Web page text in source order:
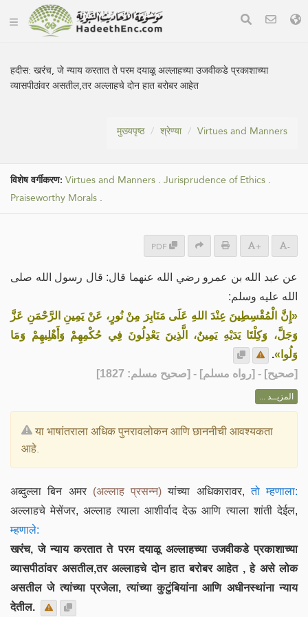
हदीस:खरंच, जे न्याय करतात ते परम दयाळू अल्लाहच्या उजवीकडे प्रकाशाच्या
व्यासपीठांवर असतील,तर अल्लाहचे दोन हात बरोबर आहेत
मुख्यपृष्ठ श्रेण्या Virtues and Manners
विशेष वर्गीकरण: Virtues and Manners . Jurisprudence of Ethics .
Praiseworthy Morals .
PDF + -
عن عبد الله بن عمرو رضي الله عنهما قال: قال رسول الله صلى
الله عليه وسلم:
«إِنَّ الْمُقْسِطِينَ عِنْدَ اللهِ عَلَى مَنَابِرَ مِنْ نُورٍ، عَنْ يَمِينِ الرَّحْمَنِ عَزَّ
وَجَلَّ، وَكِلْتَا يَدَيْهِ يَمِينٌ، الَّذِينَ يَعْدِلُونَ فِي حُكْمِهِمْ وَأَهْلِيهِمْ وَمَا
وَلُوا».
[صحيح] - [رواه مسلم] - [صحيح مسلم: 1827]
المزيــد ...
या भाषांतराला अधिक पुनरावलोकन आणि छाननीची आवश्यकता
आहे.
अब्दुल्ला बिन अमर (अल्लाह प्रसन्न) यांच्या अधिकारावर, तो म्हणाला:
अल्लाहचे मेसेंजर, अल्लाह त्याला आशीर्वाद देऊ आणि त्याला शांती देईल,
म्हणाले:
खरंच, जे न्याय करतात ते परम दयाळू अल्लाहच्या उजवीकडे प्रकाशाच्या
व्यासपीठांवर असतील,तर अल्लाहचे दोन हात बरोबर आहेत , हे असे लोक
असतील जे त्यांच्या प्रजेला, त्यांच्या कुटुंबियांना आणि अधीनस्थांना न्याय
देतील.